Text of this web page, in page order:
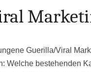
Guerilla/Viral
Welche bestehenden